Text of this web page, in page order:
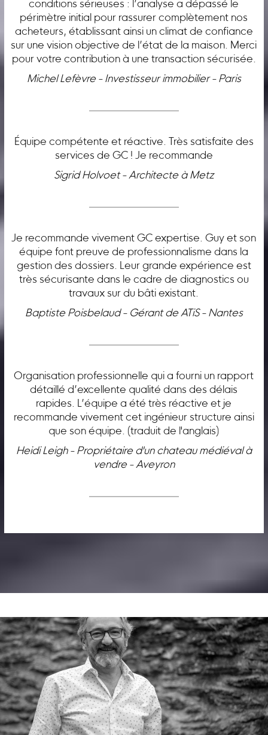
conditions sérieuses : l’analyse a dépassé le
périmètre initial pour rassurer complètement nos
acheteurs, établissant ainsi un climat de confiance
sur une vision objective de l’état de la maison. Merci
pour votre contribution à une transaction sécurisée.
Michel Lefèvre - Investisseur immobilier - Paris
Équipe compétente et réactive. Très satisfaite des
services de GC ! Je recommande
Sigrid Holvoet - Architecte à Metz
Je recommande vivement GC expertise. Guy et son
équipe font preuve de professionnalisme dans la
gestion des dossiers. Leur grande expérience est
très sécurisante dans le cadre de diagnostics ou
travaux sur du bâti existant.
Baptiste Poisbelaud - Gérant de ATiS - Nantes
Organisation professionnelle qui a fourni un rapport
détaillé d’excellente qualité dans des délais
rapides. L’équipe a été très réactive et je
recommande vivement cet ingénieur structure ainsi
que son équipe. (traduit de l'anglais)
Heidi Leigh - Propriétaire d'un chateau médiéval à
vendre - Aveyron